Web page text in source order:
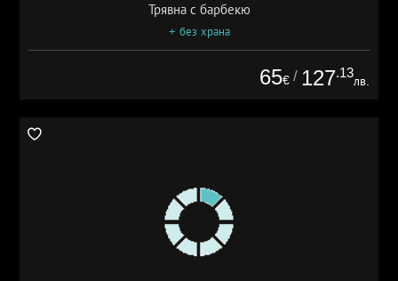
Трявна с барбекю
+ без храна
65€ / 127.13
лв.